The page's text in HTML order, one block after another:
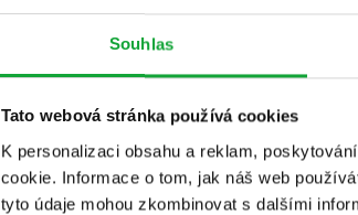
Souhlas
Tato webová stránka používá cookies
K personalizaci obsahu a reklam,
cookie. Informace o tom, jak náš web
tyto údaje mohou zkombinovat s dalšími